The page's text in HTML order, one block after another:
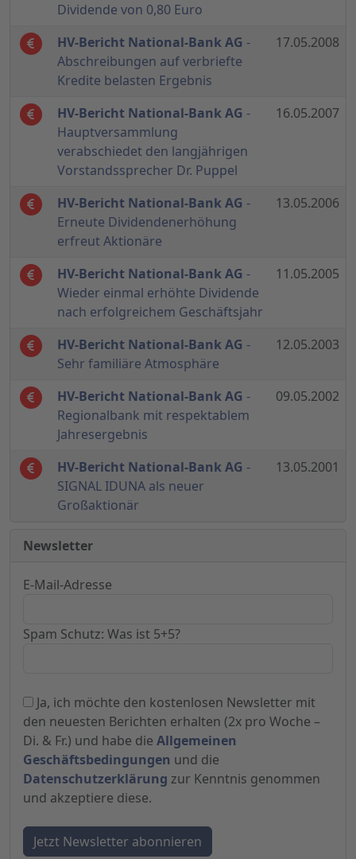
Dividende von 0,80 Euro
HV-Bericht National-Bank AG -
Abschreibungen auf verbriefte
Kredite belasten Ergebnis
17.05.2008
HV-Bericht National-Bank AG -
Hauptversammlung
verabschiedet den langjährigen
Vorstandssprecher Dr. Puppel
16.05.2007
HV-Bericht National-Bank AG -
Erneute Dividendenerhöhung
erfreut Aktionäre
13.05.2006
HV-Bericht National-Bank AG -
Wieder einmal erhöhte Dividende
nach erfolgreichem Geschäftsjahr
11.05.2005
HV-Bericht National-Bank AG -
Sehr familiäre Atmosphäre
12.05.2003
HV-Bericht National-Bank AG -
Regionalbank mit respektablem
Jahresergebnis
09.05.2002
HV-Bericht National-Bank AG -
SIGNAL IDUNA als neuer
Großaktionär
13.05.2001
Newsletter
E-Mail-Adresse
Spam Schutz: Was ist 5+5?
Ja, ich möchte den kostenlosen Newsletter mit
den neuesten Berichten erhalten (2x pro Woche –
Di. & Fr.) und habe die Allgemeinen
Geschäftsbedingungen und die
Datenschutzerklärung zur Kenntnis genommen
und akzeptiere diese.